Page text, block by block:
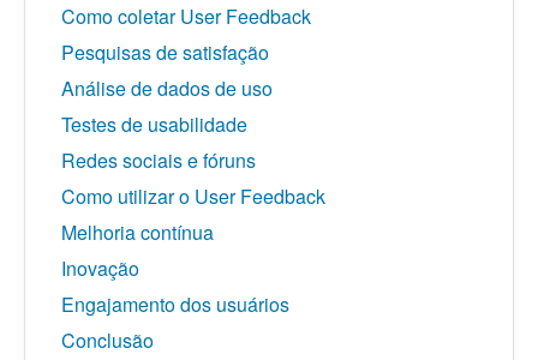
Como coletar User Feedback
Pesquisas de satisfação
Análise de dados de uso
Testes de usabilidade
Redes sociais e fóruns
Como utilizar o User Feedback
Melhoria contínua
Inovação
Engajamento dos usuários
Conclusão